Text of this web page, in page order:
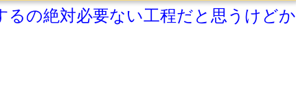
るの絶対必要ない工程だと思うけどか